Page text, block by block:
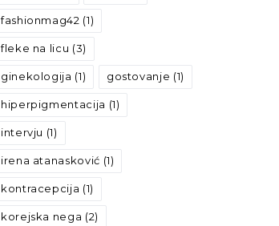
fashionmag42 (1)
fleke na licu (3)
ginekologija (1) gostovanje (1)
hiperpigmentacija (1)
intervju (1)
irena atanasković (1)
kontracepcija (1)
korejska nega (2)